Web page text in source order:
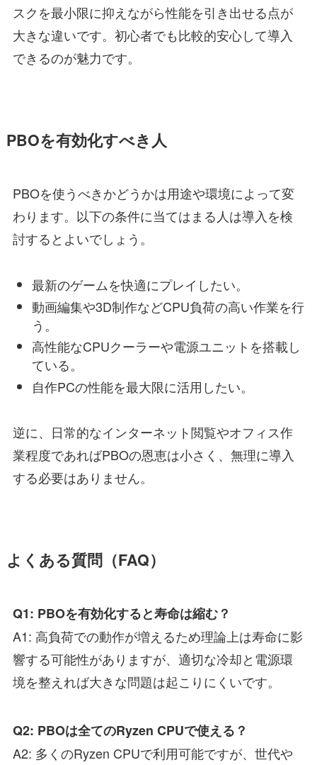
スクを最小限に抑えながら性能を引き出せる点が
大きな違いです。初心者でも比較的安心して導入
できるのが魅力です。
PBOを有効化すべき人
PBOを使うべきかどうかは用途や環境によって変
わります。以下の条件に当てはまる人は導入を検
討するとよいでしょう。
最新のゲームを快適にプレイしたい。
動画編集や3D制作などCPU負荷の高い作業を行
う。
高性能なCPUクーラーや電源ユニットを搭載し
ている。
自作PCの性能を最大限に活用したい。
逆に、日常的なインターネット閲覧やオフィス作
業程度であればPBOの恩恵は小さく、無理に導入
する必要はありません。
よくある質問（FAQ）
Q1: PBOを有効化すると寿命は縮む？
A1: 高負荷での動作が増えるため理論上は寿命に影
響する可能性がありますが、適切な冷却と電源環
境を整えれば大きな問題は起こりにくいです。
Q2: PBOは全てのRyzen CPUで使える？
A2: 多くのRyzen CPUで利用可能ですが、世代や